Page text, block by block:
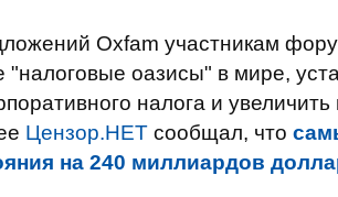
Oxfam участникам
"налоговые оазисы" в мире,
налога и
Цензор.НЕТ сообщал, что
на 240 миллиардов